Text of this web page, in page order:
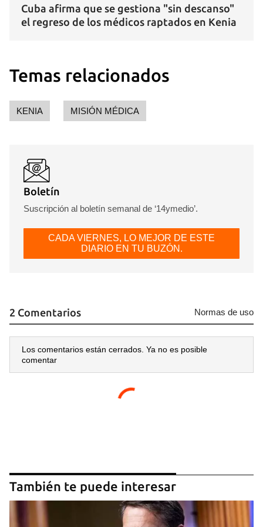
Para poder guardar como favorito, primero has de
Cuba afirma que se gestiona "sin descanso"
el regreso de los médicos raptados en Kenia
Temas relacionados
KENIA MISIÓN MÉDICA
Boletín
Suscripción al boletín semanal de ‘14ymedio’.
CADA VIERNES, LO MEJOR DE ESTE
DIARIO EN TU BUZÓN.
2 Comentarios Normas de uso
Los comentarios están cerrados. Ya no es posible
comentar
También te puede interesar